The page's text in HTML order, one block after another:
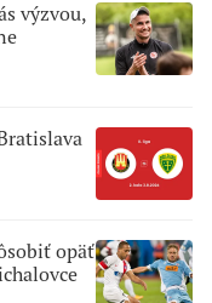
výzvou,
opäť